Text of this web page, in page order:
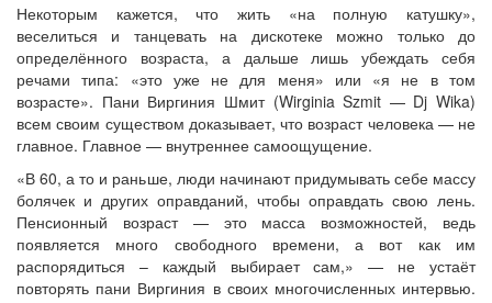
Некоторым кажется, что жить «на полную катушку»,
веселиться и танцевать на дискотеке можно только до
определённого возраста, а дальше лишь убеждать себя
речами типа: «это уже не для меня» или «я не в том
возрасте». Пани Виргиния Шмит (Wirginia Szmit — Dj Wika)
всем своим существом доказывает, что возраст человека — не
главное. Главное — внутреннее самоощущение.
«В 60, а то и раньше, люди начинают придумывать себе массу
болячек и других оправданий, чтобы оправдать свою лень.
Пенсионный возраст — это масса возможностей, ведь
появляется много свободного времени, а вот как им
распорядиться – каждый выбирает сам,» — не устаёт
повторять пани Виргиния в своих многочисленных интервью.